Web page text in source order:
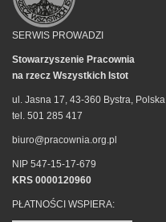
SERWIS PROWADZI
Stowarzyszenie Pracownia
na rzecz Wszystkich Istot
ul. Jasna 17, 43-360 Bystra, Polska
tel. 501 285 417
biuro@pracownia.org.pl
NIP 547-15-17-679
KRS 0000120960
PŁATNOŚCI WSPIERA: